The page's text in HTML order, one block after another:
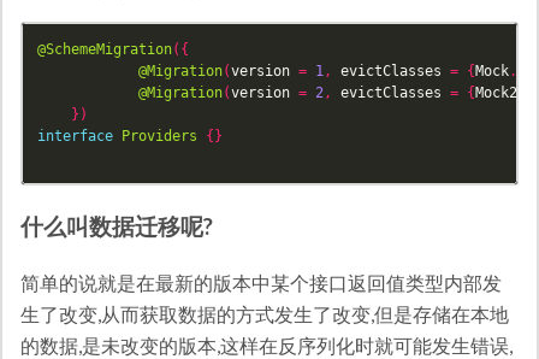
@SchemeMigration({
@Migration(version = 1, evictClasses = { Mock.
@Migration(version = 2, evictClasses = { Mock2
})
interface
Providers {}
什么叫数据迁移呢?
简单的说就是在最新的版本中某个接口返回值类型内部发
生了改变,从而获取数据的方式发生了改变,但是存储在本地
的数据,是未改变的版本,这样在反序列化时就可能发生错误,